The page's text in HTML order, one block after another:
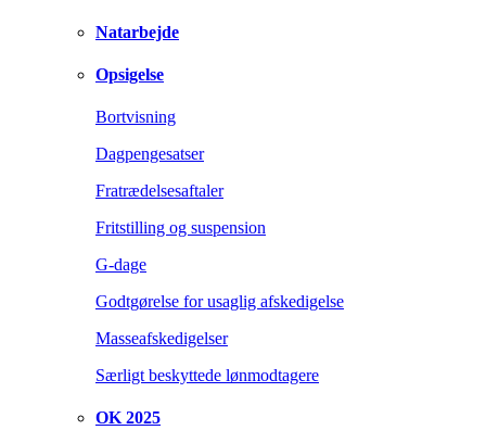
Natarbejde
Opsigelse
Bortvisning
Dagpengesatser
Fratrædelsesaftaler
Fritstilling og suspension
G-dage
Godtgørelse for usaglig afskedigelse
Masseafskedigelser
Særligt beskyttede lønmodtagere
OK 2025